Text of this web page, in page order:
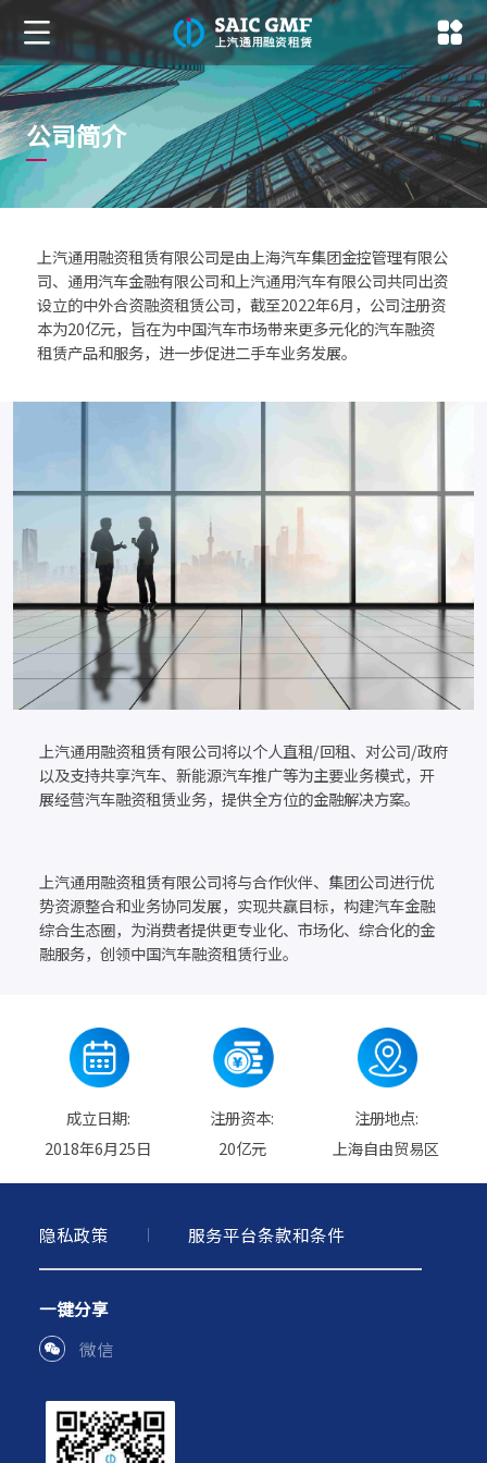
公司简介
上汽通用融资租赁有限公司是由上海汽车集团金控管理有限公
司、通用汽车金融有限公司和上汽通用汽车有限公司共同出资
设立的中外合资融资租赁公司，截至2022年6月，公司注册资
本为20亿元，旨在为中国汽车市场带来更多元化的汽车融资
租赁产品和服务，进一步促进二手车业务发展。
上汽通用融资租赁有限公司将以个人直租/回租、对公司/政府
以及支持共享汽车、新能源汽车推广等为主要业务模式，开
展经营汽车融资租赁业务，提供全方位的金融解决方案。
上汽通用融资租赁有限公司将与合作伙伴、集团公司进行优
势资源整合和业务协同发展，实现共赢目标，构建汽车金融
综合生态圈，为消费者提供更专业化、市场化、综合化的金
融服务，创领中国汽车融资租赁行业。
成立日期:
2018年6月25日
注册资本:
20亿元
注册地点:
上海自由贸易区
隐私政策 服务平台条款和条件
一键分享
微信